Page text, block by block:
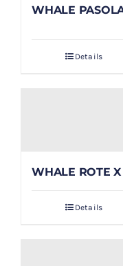
WHALE
Details
WHALE ROTE X
Details